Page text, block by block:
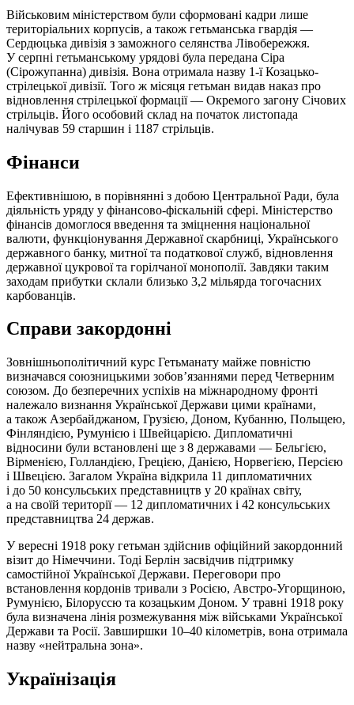
Військовим міністерством були сформовані кадри лише
територіальних корпусів, а також гетьманська гвардія —
Сердюцька дивізія з заможного селянства Лівобережжя.
У серпні гетьманському урядові була передана Сіра
(Сірожупанна) дивізія. Вона отримала назву 1-ї Козацько-
стрілецької дивізії. Того ж місяця гетьман видав наказ про
відновлення стрілецької формації — Окремого загону Січових
стрільців. Його особовий склад на початок листопада
налічував 59 старшин і 1187 стрільців.
Фінанси
Ефективнішою, в порівнянні з добою Центральної Ради, була
діяльність уряду у фінансово-фіскальній сфері. Міністерство
фінансів домоглося введення та зміцнення національної
валюти, функціонування Державної скарбниці, Українського
державного банку, митної та податкової служб, відновлення
державної цукрової та горілчаної монополії. Завдяки таким
заходам прибутки склали близько 3,2 мільярда тогочасних
карбованців.
Справи закордонні
Зовнішньополітичний курс Гетьманату майже повністю
визначався союзницькими зобов’язаннями перед Четверним
союзом. До безперечних успіхів на міжнародному фронті
належало визнання Української Держави цими країнами,
а також Азербайджаном, Грузією, Доном, Кубанню, Польщею,
Фінляндією, Румунією і Швейцарією. Дипломатичні
відносини були встановлені ще з 8 державами — Бельгією,
Вірменією, Голландією, Грецією, Данією, Норвегією, Персією
і Швецією. Загалом Україна відкрила 11 дипломатичних
і до 50 консульських представництв у 20 країнах світу,
а на своїй території — 12 дипломатичних і 42 консульських
представництва 24 держав.
У вересні 1918 року гетьман здійснив офіційний закордонний
візит до Німеччини. Тоді Берлін засвідчив підтримку
самостійної Української Держави. Переговори про
встановлення кордонів тривали з Росією, Австро-Угорщиною,
Румунією, Білоруссю та козацьким Доном. У травні 1918 року
була визначена лінія розмежування між військами Української
Держави та Росії. Завширшки 10–40 кілометрів, вона отримала
назву «нейтральна зона».
Українізація